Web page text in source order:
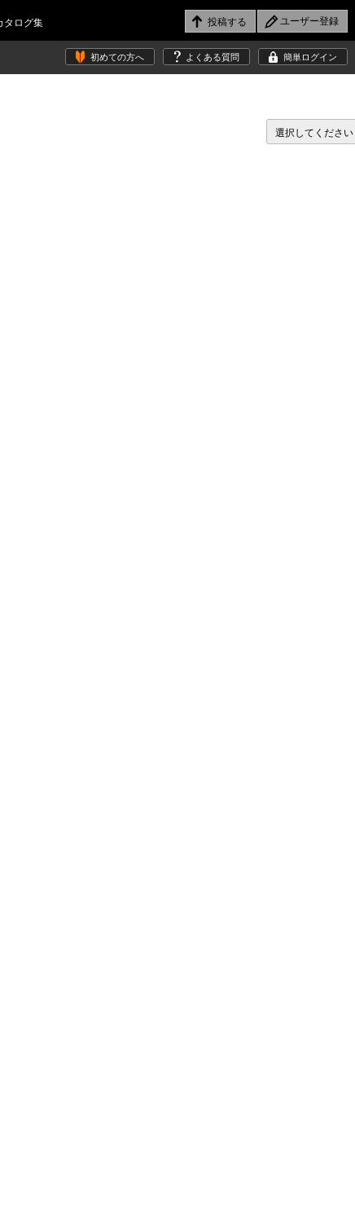
タログ集
初めての方へ よくある質問 簡単ログイン
選択してください